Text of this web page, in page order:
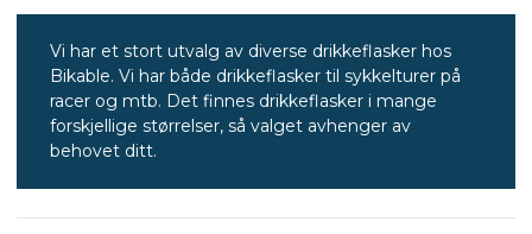
Vi har et stort utvalg av diverse drikkeflasker hos
Bikable. Vi har både drikkeflasker til sykkelturer på
racer og mtb. Det finnes drikkeflasker i mange
forskjellige størrelser, så valget avhenger av
behovet ditt.